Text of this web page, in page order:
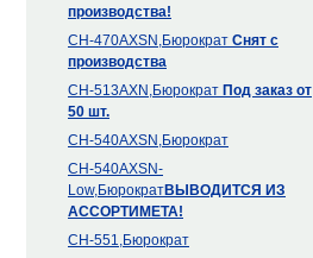
производства!
CH-470AXSN,Бюрократ Снят с
производства
CH-513AXN,Бюрократ Под заказ от
50 шт.
CH-540AXSN,Бюрократ
CH-540AXSN-
Low,БюрократВЫВОДИТСЯ ИЗ
АССОРТИМЕТА!
CH-551,Бюрократ